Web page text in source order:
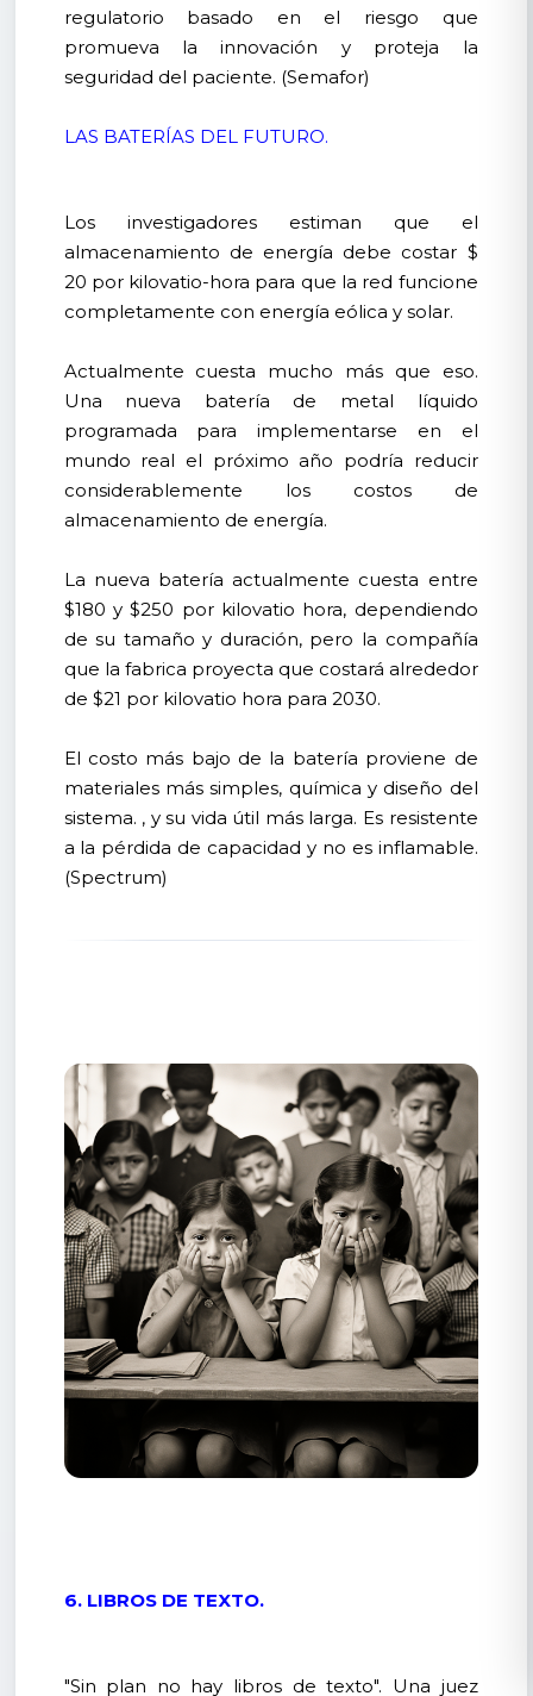
regulatorio basado en el riesgo que
promueva la innovación y proteja la
seguridad del paciente. (Semafor)
LAS BATERÍAS DEL FUTURO.
Los investigadores estiman que el
almacenamiento de energía debe costar $
20 por kilovatio-hora para que la red funcione
completamente con energía eólica y solar.
Actualmente cuesta mucho más que eso.
Una nueva batería de metal líquido
programada para implementarse en el
mundo real el próximo año podría reducir
considerablemente los costos de
almacenamiento de energía.
La nueva batería actualmente cuesta entre
$180 y $250 por kilovatio hora, dependiendo
de su tamaño y duración, pero la compañía
que la fabrica proyecta que costará alrededor
de $21 por kilovatio hora para 2030.
El costo más bajo de la batería proviene de
materiales más simples, química y diseño del
sistema. , y su vida útil más larga. Es resistente
a la pérdida de capacidad y no es inflamable.
(Spectrum)
6. LIBROS DE TEXTO.
"Sin plan no hay libros de texto". Una juez